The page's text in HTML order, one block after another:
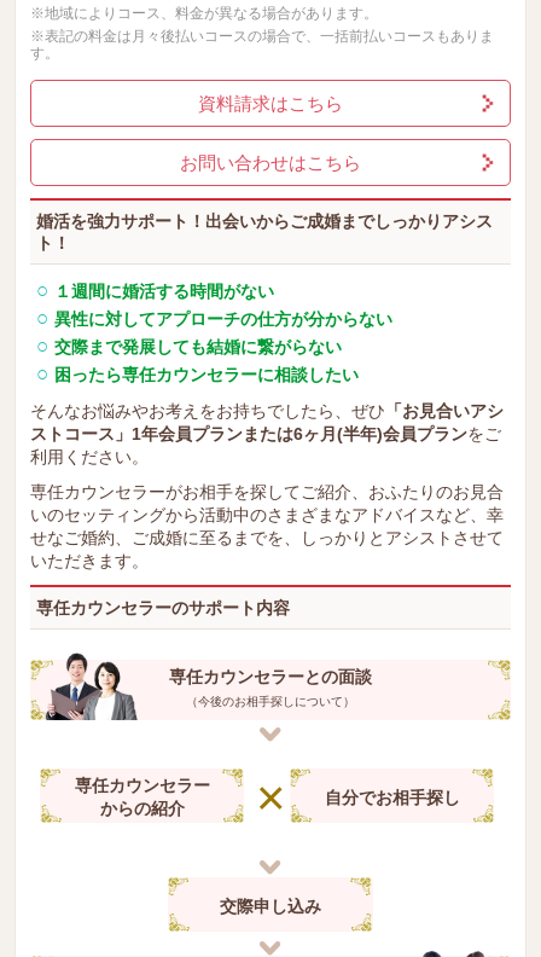
※地域によりコース、料金が異なる場合があります。
※表記の料金は月々後払いコースの場合で、一括前払いコースもありま
す。
資料請求はこちら
お問い合わせはこちら
婚活を強力サポート！出会いからご成婚までしっかりアシス
ト！
１週間に婚活する時間がない
異性に対してアプローチの仕方が分からない
交際まで発展しても結婚に繋がらない
困ったら専任カウンセラーに相談したい
そんなお悩みやお考えをお持ちでしたら、ぜひ 「お見合いアシ
ストコース」1年会員プランまたは6ヶ月(半年)会員プランをご
利用ください。
専任カウンセラーがお相手を探してご紹介、おふたりのお見合
いのセッティングから活動中のさまざまなアドバイスなど、幸
せなご婚約、ご成婚に至るまでを、しっかりとアシストさせて
いただきます。
専任カウンセラーのサポート内容
専任カウンセラーとの面談
（今後のお相手探しについて）
専任カウンセラー
からの紹介
自分でお相手探し
交際申し込み